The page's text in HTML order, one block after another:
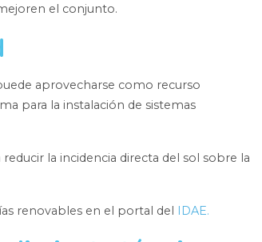
el conjunto.
aprovecharse como recurso
para la instalación de sistemas
la incidencia directa del sol sobre la
renovables en el portal del IDAE.